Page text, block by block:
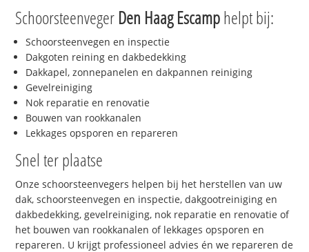
Schoorsteenveger Den Haag Escamphelpt bij:
Schoorsteenvegen en inspectie
Dakgoten reining en dakbedekking
Dakkapel, zonnepanelen en dakpannen reiniging
Gevelreiniging
Nok reparatie en renovatie
Bouwen van rookkanalen
Lekkages opsporen en repareren
Snel ter plaatse
Onze schoorsteenvegers helpen bij het herstellen van uw
dak, schoorsteenvegen en inspectie, dakgootreiniging en
dakbedekking, gevelreiniging, nok reparatie en renovatie of
het bouwen van rookkanalen of lekkages opsporen en
repareren. U krijgt professioneel advies én we repareren de